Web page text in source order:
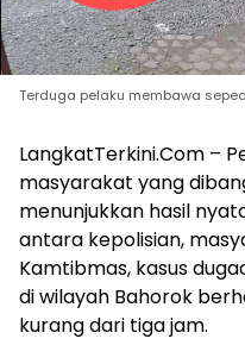
Terduga pelaku membawa
LangkatTerkini.Com –
masyarakat yang
menunjukkan hasil
antara kepolisian,
Kamtibmas, kasus
di wilayah Bahorok
kurang dari tiga jam.